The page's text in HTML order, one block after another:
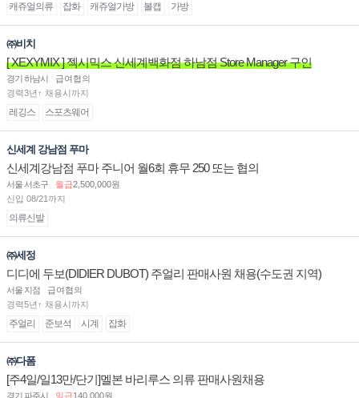
캐쥬얼의류 잡화 캐쥬얼가방 볼캡 가방
㈜비치
[ XEXYMIX ] 젝시믹스 신세계백화점 하남점 Store Manager 구인
경기 하남시
급여협의
경력3년↑ 채용시까지
레깅스 스포츠웨어
신세계 강남점 푸마
신세계강남점 푸마 주니어 월6회 휴무 250 또는 협의
서울 서초구 월급2,500,000원
신입 08/21까지
의류신발
㈜세정
디디에 두보(DIDIER DUBOT) 주얼리 판매사원 채용(수도권 지역)
서울 지점
급여협의
경력5년↑ 채용시까지
주얼리 준보석 시계 잡화
㈜다폼
[주4일/일13만/단기]멜본 바리루스 의류 판매사원채용
경기 파주시 일급140,000원